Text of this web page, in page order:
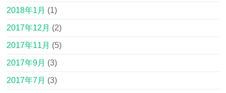
2018年1月 (1)
2017年12月 (2)
2017年11月 (5)
2017年9月 (3)
2017年7月 (3)